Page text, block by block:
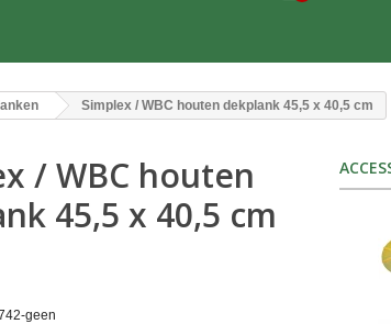
Simplex / WBC houten dekplank 45,5 x 40,5 cm
/ WBC houten
45,5 x 40,5 cm
geen